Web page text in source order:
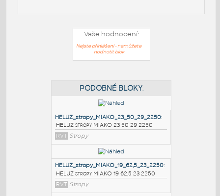
Vaše hodnocení:
Nejste přihlášeni - nemůžete
hodnotit blok
PODOBNÉ BLOKY